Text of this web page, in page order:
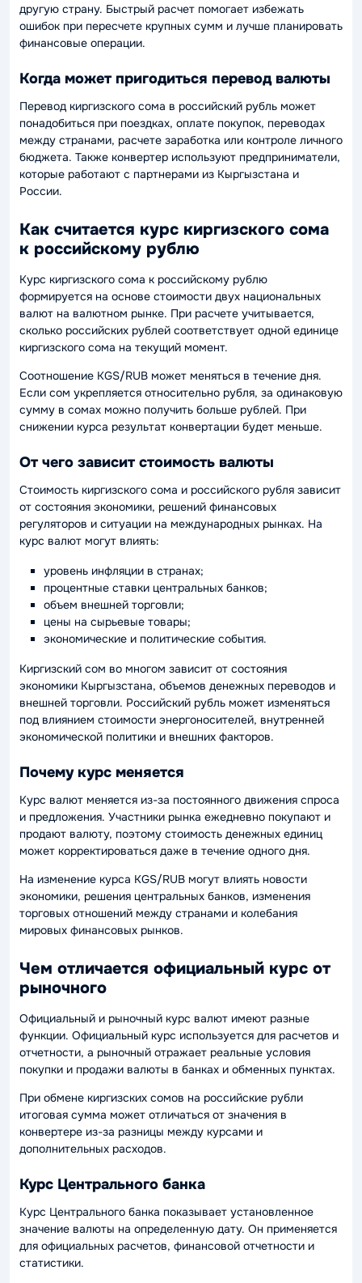
другую страну. Быстрый расчет помогает избежать
ошибок при пересчете крупных сумм и лучше планировать
финансовые операции.
Когда может пригодиться перевод валюты
Перевод киргизского сома в российский рубль может
понадобиться при поездках, оплате покупок, переводах
между странами, расчете заработка или контроле личного
бюджета. Также конвертер используют предприниматели,
которые работают с партнерами из Кыргызстана и
России.
Как считается курс киргизского сома
к российскому рублю
Курс киргизского сома к российскому рублю
формируется на основе стоимости двух национальных
валют на валютном рынке. При расчете учитывается,
сколько российских рублей соответствует одной единице
киргизского сома на текущий момент.
Соотношение KGS/RUB может меняться в течение дня.
Если сом укрепляется относительно рубля, за одинаковую
сумму в сомах можно получить больше рублей. При
снижении курса результат конвертации будет меньше.
От чего зависит стоимость валюты
Стоимость киргизского сома и российского рубля зависит
от состояния экономики, решений финансовых
регуляторов и ситуации на международных рынках. На
курс валют могут влиять:
уровень инфляции в странах;
процентные ставки центральных банков;
объем внешней торговли;
цены на сырьевые товары;
экономические и политические события.
Киргизский сом во многом зависит от состояния
экономики Кыргызстана, объемов денежных переводов и
внешней торговли. Российский рубль может изменяться
под влиянием стоимости энергоносителей, внутренней
экономической политики и внешних факторов.
Почему курс меняется
Курс валют меняется из-за постоянного движения спроса
и предложения. Участники рынка ежедневно покупают и
продают валюту, поэтому стоимость денежных единиц
может корректироваться даже в течение одного дня.
На изменение курса KGS/RUB могут влиять новости
экономики, решения центральных банков, изменения
торговых отношений между странами и колебания
мировых финансовых рынков.
Чем отличается официальный курс от
рыночного
Официальный и рыночный курс валют имеют разные
функции. Официальный курс используется для расчетов и
отчетности, а рыночный отражает реальные условия
покупки и продажи валюты в банках и обменных пунктах.
При обмене киргизских сомов на российские рубли
итоговая сумма может отличаться от значения в
конвертере из-за разницы между курсами и
дополнительных расходов.
Курс Центрального банка
Курс Центрального банка показывает установленное
значение валюты на определенную дату. Он применяется
для официальных расчетов, финансовой отчетности и
статистики.